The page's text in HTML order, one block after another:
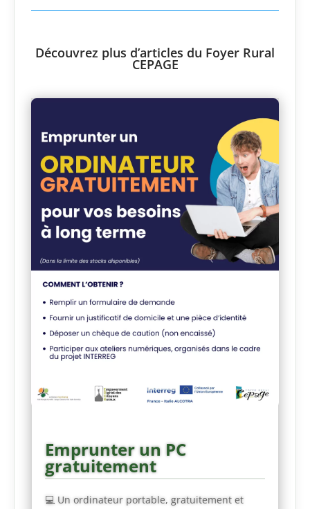
Découvrez plus d’articles du Foyer Rural
CEPAGE
Emprunter un PC
gratuitement
💻 Un ordinateur portable, gratuitement et